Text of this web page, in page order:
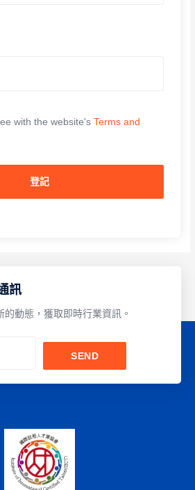
with the website'sTerms and
登記
訊
的動態，獲取即時行業資訊。
SEND